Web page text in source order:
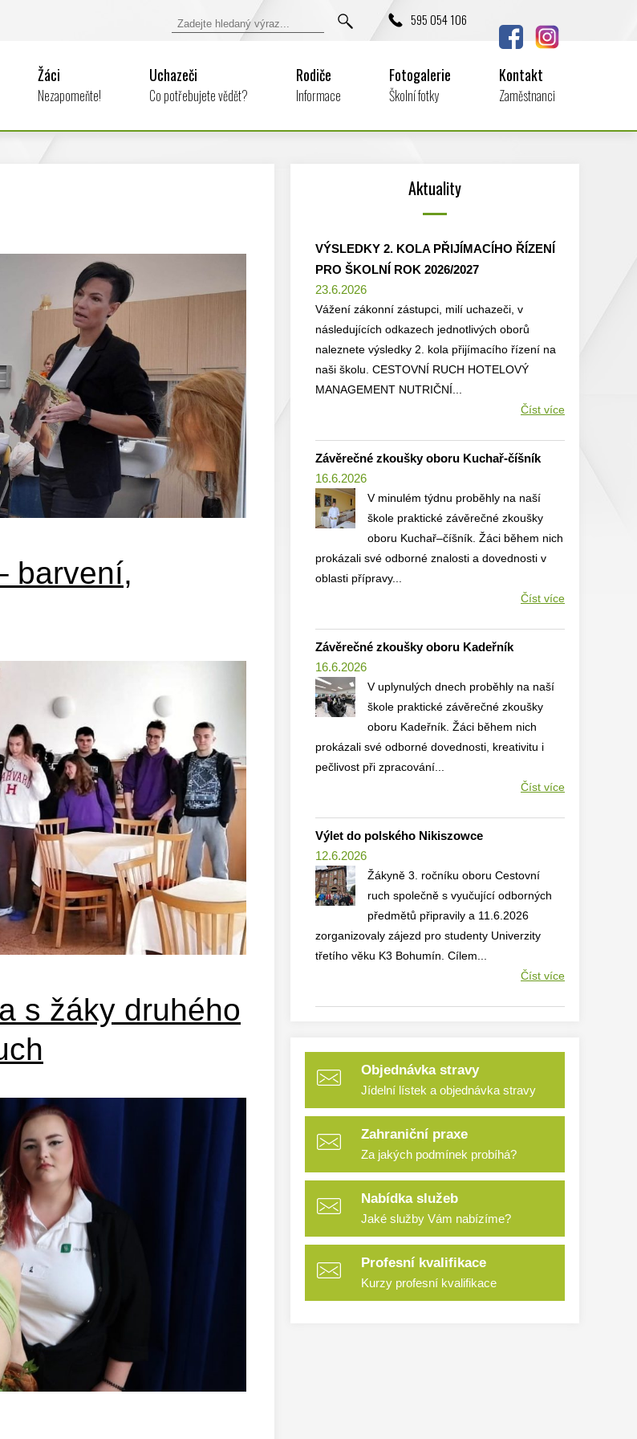
595 054 106
Žáci
Nezapomeňte!
Uchazeči
Co potřebujete vědět?
Rodiče
Informace
Fotogalerie
Školní fotky
Kontakt
Zaměstnanci
barvení,
s žáky druhého
Aktuality
VÝSLEDKY 2. KOLA PŘIJÍMACÍHO ŘÍZENÍ
PRO ŠKOLNÍ ROK 2026/2027
23.6.2026
Vážení zákonní zástupci, milí uchazeči, v
následujících odkazech jednotlivých oborů
naleznete výsledky 2. kola přijímacího řízení na
naši školu. CESTOVNÍ RUCH HOTELOVÝ
MANAGEMENT NUTRIČNÍ...
Číst více
Závěrečné zkoušky oboru Kuchař-číšník
16.6.2026
V minulém týdnu proběhly na naší
škole praktické závěrečné zkoušky
oboru Kuchař–číšník. Žáci během nich
prokázali své odborné znalosti a dovednosti v
oblasti přípravy...
Číst více
Závěrečné zkoušky oboru Kadeřník
16.6.2026
V uplynulých dnech proběhly na naší
škole praktické závěrečné zkoušky
oboru Kadeřník. Žáci během nich
prokázali své odborné dovednosti, kreativitu i
pečlivost při zpracování...
Číst více
Výlet do polského Nikiszowce
12.6.2026
Žákyně 3. ročníku oboru Cestovní
ruch společně s vyučující odborných
předmětů připravily a 11.6.2026
zorganizovaly zájezd pro studenty Univerzity
třetího věku K3 Bohumín. Cílem...
Číst více
Objednávka stravy
Jídelní lístek a objednávka stravy
Zahraniční praxe
Za jakých podmínek probíhá?
Nabídka služeb
Jaké služby Vám nabízíme?
Profesní kvalifikace
Kurzy profesní kvalifikace